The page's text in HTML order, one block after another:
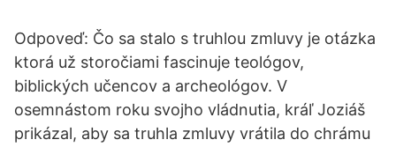
Odpoveď: Čo sa stalo s truhlou zmluvy je otázka
ktorá už storočiami fascinuje teológov,
biblických učencov a archeológov. V
osemnástom roku svojho vládnutia, kráľ Joziáš
prikázal, aby sa truhla zmluvy vrátila do chrámu